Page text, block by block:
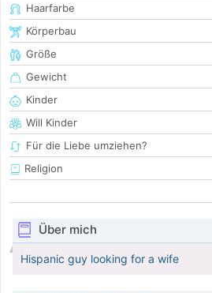
Haarfarbe
Körperbau
Größe
Gewicht
Kinder
Will Kinder
Für die Liebe umziehen?
Religion
Über mich
Hispanic guy looking for a wife